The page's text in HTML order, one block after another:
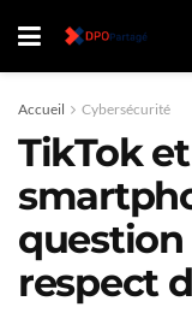
Accueil Cybersécurité
TikTok
question
respect